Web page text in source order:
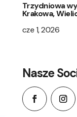
Trzydniowa
Krakowa,
cze 1, 2026
Nasze